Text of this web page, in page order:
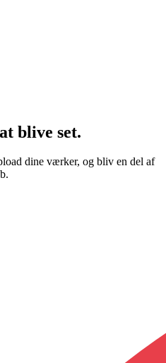
blive set.
dine værker, og bliv en del af